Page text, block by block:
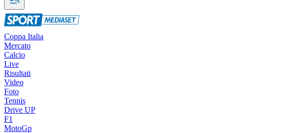
Coppa Italia
Mercato
Calcio
Live
Risultati
Video
Foto
Tennis
Drive UP
F1
MotoGp